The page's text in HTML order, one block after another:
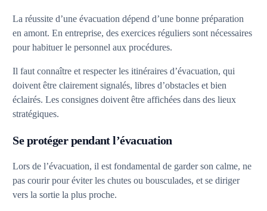
La réussite d’une évacuation dépend d’une bonne préparation
en amont. En entreprise, des exercices réguliers sont nécessaires
pour habituer le personnel aux procédures.
Il faut connaître et respecter les itinéraires d’évacuation, qui
doivent être clairement signalés, libres d’obstacles et bien
éclairés. Les consignes doivent être affichées dans des lieux
stratégiques.
Se protéger pendant l’évacuation
Lors de l’évacuation, il est fondamental de garder son calme, ne
pas courir pour éviter les chutes ou bousculades, et se diriger
vers la sortie la plus proche.